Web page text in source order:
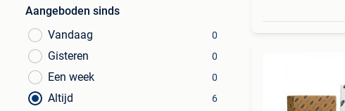
Aangeboden sinds
Vandaag
0
Gisteren 0
Een week 0
Altijd 6